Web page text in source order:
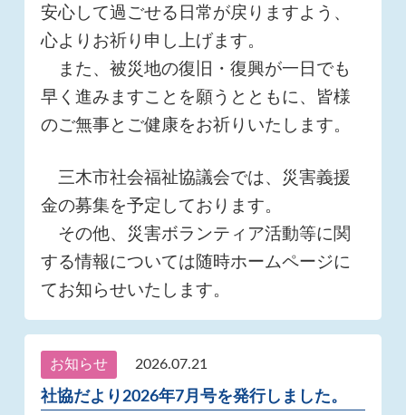
安心して過ごせる日常が戻りますよう、
心よりお祈り申し上げます。
また、被災地の復旧・復興が一日でも
早く進みますことを願うとともに、皆様
のご無事とご健康をお祈りいたします。
三木市社会福祉協議会では、災害義援
金の募集を予定しております。
その他、災害ボランティア活動等に関
する情報については随時ホームページに
てお知らせいたします。
お知らせ 2026.07.21
社協だより2026年7月号を発行しました。